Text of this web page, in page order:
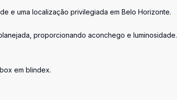
e uma localização privilegiada em Belo Horizonte.
proporcionando aconchego e luminosidade.
em blindex.